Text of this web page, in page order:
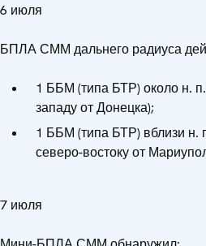
6 июля
БПЛА СММ дальнего радиуса
1 ББМ (типа БТР) около н.
западу от Донецка);
1 ББМ (типа БТР) вблизи н.
северо-востоку от
7 июля